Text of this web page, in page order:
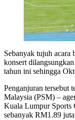
Sebanyak tujuh acara
konsert
tahun ini sehingga
Penganjuran tersebut
Malaysia (PSM) –
Kuala Lumpur Sports
sebanyak RM1.89